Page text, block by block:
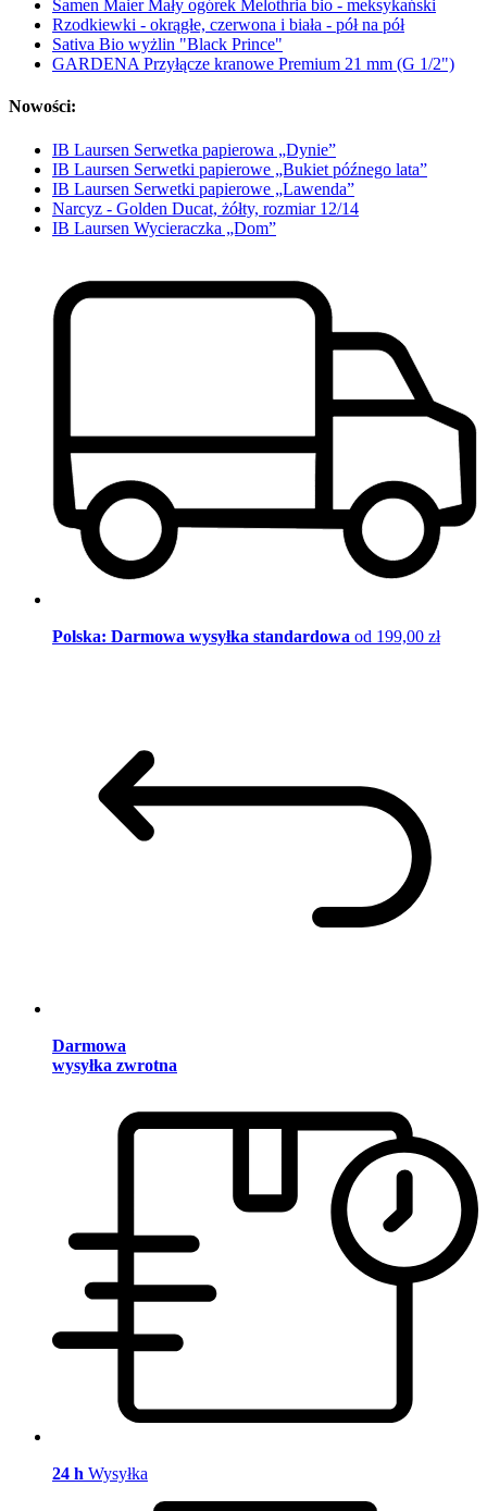
Samen Maier Mały ogórek Melothria bio - meksykański
Rzodkiewki - okrągłe, czerwona i biała - pół na pół
Sativa Bio wyżlin "Black Prince"
GARDENA Przyłącze kranowe Premium 21 mm (G 1/2")
Nowości:
IB Laursen Serwetka papierowa „Dynie”
IB Laursen Serwetki papierowe „Bukiet późnego lata”
IB Laursen Serwetki papierowe „Lawenda”
Narcyz - Golden Ducat, żółty, rozmiar 12/14
IB Laursen Wycieraczka „Dom”
Polska: Darmowa wysyłka standardowa od 199,00 zł
Darmowa
wysyłka zwrotna
24 h Wysyłka